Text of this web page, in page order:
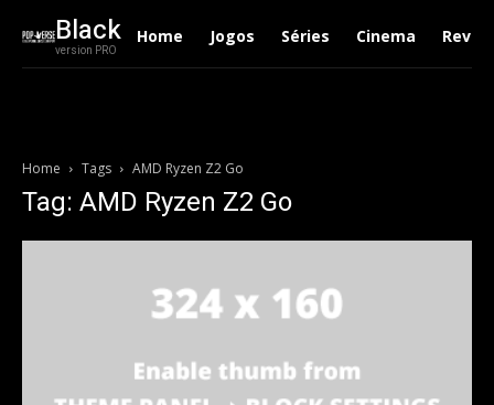
Black
version PRO
Home Jogos Séries Cinema
Home Tags AMD Ryzen Z2 Go
Tag: AMD Ryzen Z2 Go